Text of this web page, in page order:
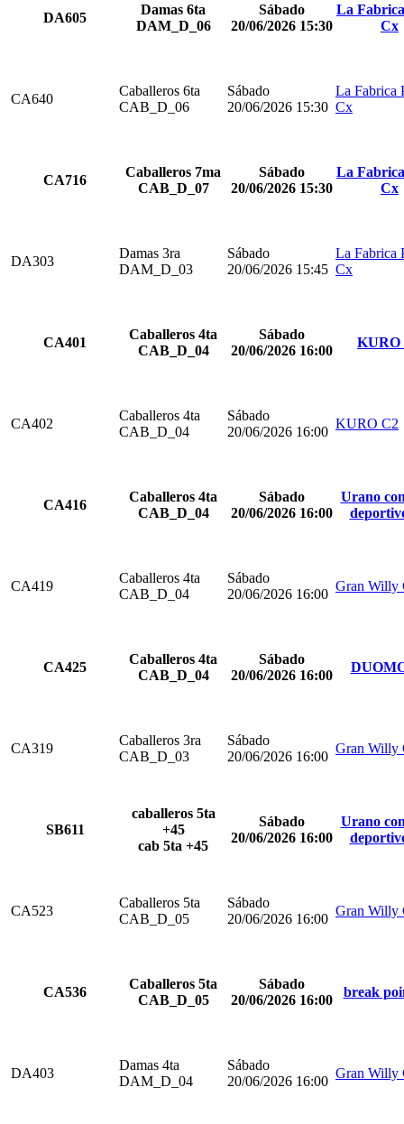
DA605
Damas 6ta
DAM_D_06
Sábado
20/06/2026 15:30
La
Cx
CA640
Caballeros 6ta
CAB_D_06
Sábado
20/06/2026 15:30
La Fabrica
Cx
CA716
Caballeros 7ma
CAB_D_07
Sábado
20/06/2026 15:30
La
Cx
DA303
Damas 3ra
DAM_D_03
Sábado
20/06/2026 15:45
La Fabrica
Cx
CA401
Caballeros 4ta
CAB_D_04
Sábado
20/06/2026 16:00
KURO
CA402
Caballeros 4ta
CAB_D_04
Sábado
20/06/2026 16:00
KURO C2
CA416
Caballeros 4ta
CAB_D_04
Sábado
20/06/2026 16:00
Urano
CA419
Caballeros 4ta
CAB_D_04
Sábado
20/06/2026 16:00
Gran Willy
CA425
Caballeros 4ta
CAB_D_04
Sábado
20/06/2026 16:00
CA319
Caballeros 3ra
CAB_D_03
Sábado
20/06/2026 16:00
Gran Willy
SB611
caballeros 5ta
+45
cab 5ta +45
Sábado
20/06/2026 16:00
Urano
CA523
Caballeros 5ta
CAB_D_05
Sábado
20/06/2026 16:00
Gran Willy
CA536
Caballeros 5ta
CAB_D_05
Sábado
20/06/2026 16:00
break
DA403
Damas 4ta
DAM_D_04
Sábado
20/06/2026 16:00
Gran Willy